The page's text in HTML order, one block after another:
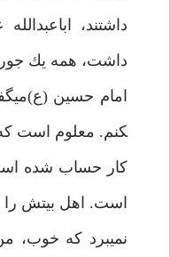
داشتند،
داشت، همه يك
امام حسين
كنم. معلوم است كه
كار حساب شده
است. اهل بيتش را
نمي­برد كه خوب،